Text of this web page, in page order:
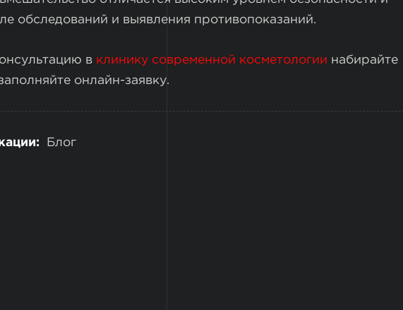
обследований и выявления противопоказаний.
в клинику современной косметологии набирайте
онлайн-заявку.
Блог